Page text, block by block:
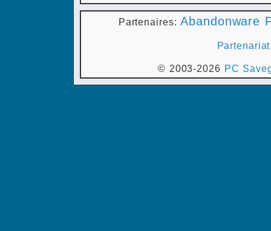
Partenaires:Abandonware
Partenariat
© 2003-2026 PC